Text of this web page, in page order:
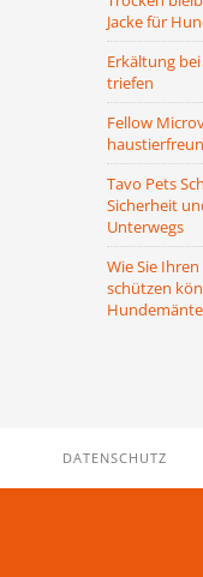
Jacke für
Erkältung
triefen
Fellow
Tavo Pets
Sicherheit
Unterwegs
Wie Sie
schützen
DATENSCHUTZ